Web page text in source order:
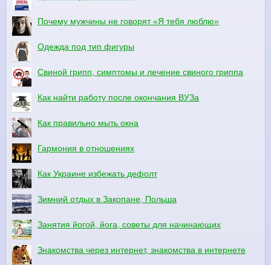
Почему мужчины не говорят «Я тебя люблю»
Одежда под тип фигуры
Свиной грипп, симптомы и лечение свиного гриппа
Как найти работу после окончания ВУЗа
Как правильно мыть окна
Гармония в отношениях
Как Украине избежать дефолт
Зимний отдых в Закопане, Польша
Занятия йогой, йога, советы для начинающих
Знакомства через интернет, знакомства в интернете